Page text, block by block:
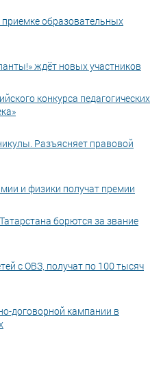
образовательных
ждёт новых участников
конкурса педагогических
Разъясняет правовой
и физики получат премии
борются за звание
с ОВЗ, получат по 100 тысяч
договорной кампании в